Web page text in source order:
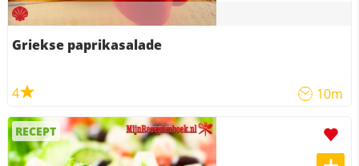
Griekse paprikasalade
4 10m
RECEPT